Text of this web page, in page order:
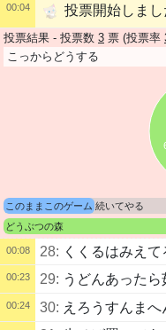
00:04 投票開始しまし
投票結果 - 投票数 3 票 (投票率
こっからどうする
このままこのゲーム 続いてやる
どうぶつの森
00:08 28: くくるはみえて
00:23 29: うどんあったら
00:24 30: えろうすんまへ